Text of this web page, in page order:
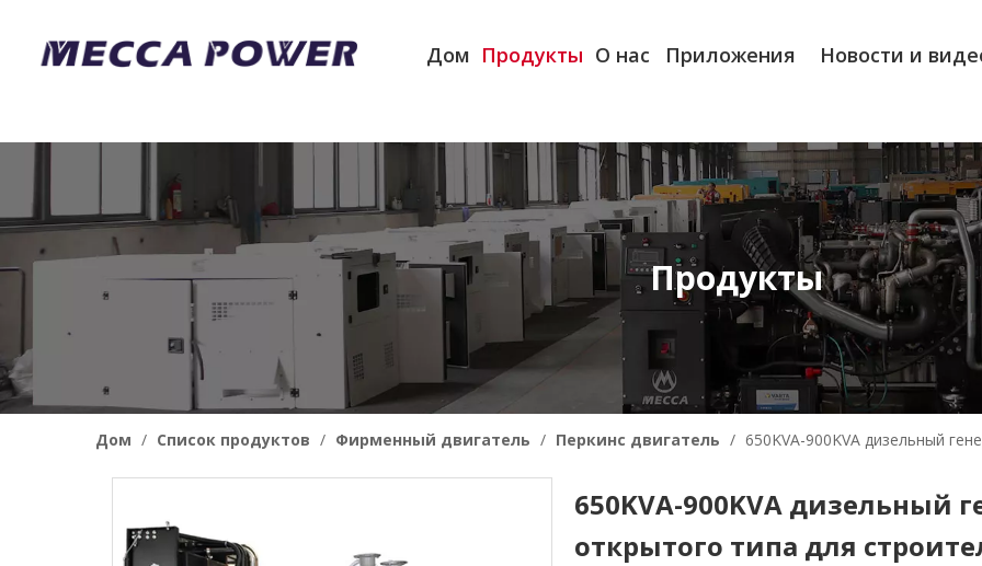
Дом Продукты О нас Приложения Новости и
Продукты
Дом / Список продуктов / Фирменный двигатель / Перкинс двигатель / 650KVA-900KVA дизельный
650KVA-900KVA дизельный
открытого типа для